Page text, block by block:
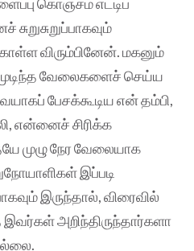
விரும்பினேன். மகனும்
வேலைகளைச் செய்ய
பேசக்கூடிய என் தம்பி,
என்னைச் சிரிக்க
முழு நேர வேலையாக
இப்படி
இருந்தால், விரைவில்
அறிந்திருந்தார்களா